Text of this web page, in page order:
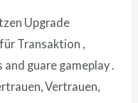
Upgrade
Transaktion ,
guare gameplay .
Vertrauen,